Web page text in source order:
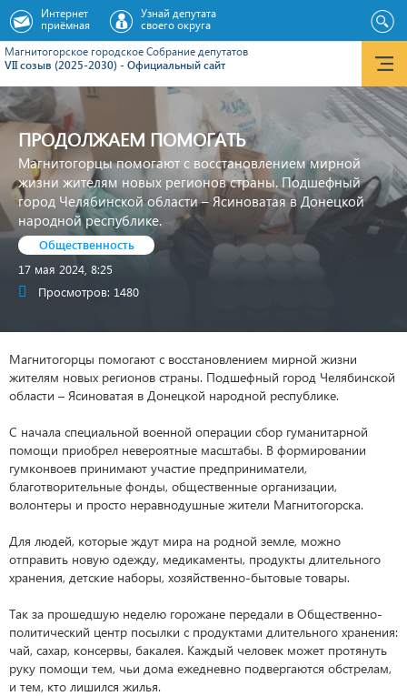
Магнитогорское городское Cобрание депутатов
VII созыв (2025-2030) - Официальный сайт
Интернет
приёмная
Узнай депутата
своего округа
ПРОДОЛЖАЕМ ПОМОГАТЬ
Магнитогорцы помогают с восстановлением мирной
жизни жителям новых регионов страны. Подшефный
город Челябинской области – Ясиноватая в Донецкой
народной республике.
Общественность
17 мая 2024, 8:25
Просмотров: 1480
Магнитогорцы помогают с восстановлением мирной жизни
жителям новых регионов страны. Подшефный город Челябинской
области – Ясиноватая в Донецкой народной республике.
С начала специальной военной операции сбор гуманитарной
помощи приобрел невероятные масштабы. В формировании
гумконвоев принимают участие предприниматели,
благотворительные фонды, общественные организации,
волонтеры и просто неравнодушные жители Магнитогорска.
Для людей, которые ждут мира на родной земле, можно
отправить новую одежду, медикаменты, продукты длительного
хранения, детские наборы, хозяйственно-бытовые товары.
Так за прошедшую неделю горожане передали в Общественно-
политический центр посылки с продуктами длительного хранения:
чай, сахар, консервы, бакалея. Каждый человек может протянуть
руку помощи тем, чьи дома ежедневно подвергаются обстрелам,
и тем, кто лишился жилья.